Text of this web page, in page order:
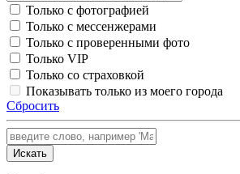
Только с фотографией
Только с мессенжерами
Только с проверенными фото
Только VIP
Только со страховкой
Показывать только из моего города
Сбросить
Искать